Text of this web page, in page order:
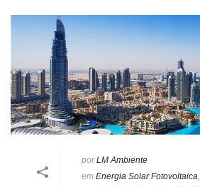
porLM Ambiente
em Energia Solar Fotovoltaica,